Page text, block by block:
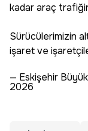
kadar araç
Sürücülerimizin
işaret ve
— Eskişehir
2026